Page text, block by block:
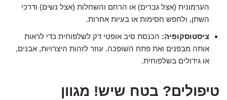
הערמונית (אצל גברים) או הרחם והשחלות (אצל נשים) ודרכי
השתן, ולחפש חסימות או בעיות אחרות.
ציסטוסקופיה: הכנסת סיב אופטי דק לשלפוחית כדי לראות
אותה מבפנים ואת פתח השופכה. עוזר לזהות היצרויות, אבנים,
או גידולים בשלפוחית.
טיפולים? בטח שיש! מגוון